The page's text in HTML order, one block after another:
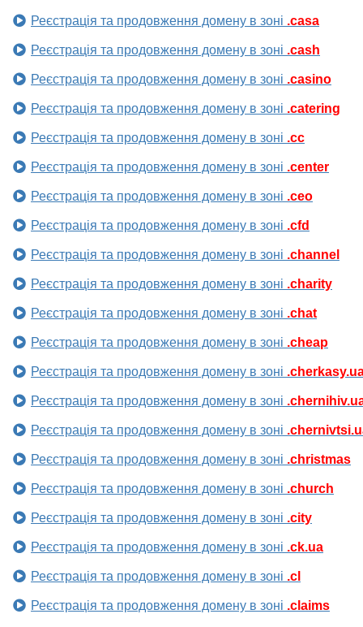
Реєстрація та продовження домену в зоні .casa
Реєстрація та продовження домену в зоні .cash
Реєстрація та продовження домену в зоні .casino
Реєстрація та продовження домену в зоні .catering
Реєстрація та продовження домену в зоні .cc
Реєстрація та продовження домену в зоні .center
Реєстрація та продовження домену в зоні .ceo
Реєстрація та продовження домену в зоні .cfd
Реєстрація та продовження домену в зоні .channel
Реєстрація та продовження домену в зоні .charity
Реєстрація та продовження домену в зоні .chat
Реєстрація та продовження домену в зоні .cheap
Реєстрація та продовження домену в зоні
Реєстрація та продовження домену в зоні
Реєстрація та продовження домену в зоні
Реєстрація та продовження домену в зоні .christmas
Реєстрація та продовження домену в зоні .church
Реєстрація та продовження домену в зоні .city
Реєстрація та продовження домену в зоні .ck.ua
Реєстрація та продовження домену в зоні .cl
Реєстрація та продовження домену в зоні .claims